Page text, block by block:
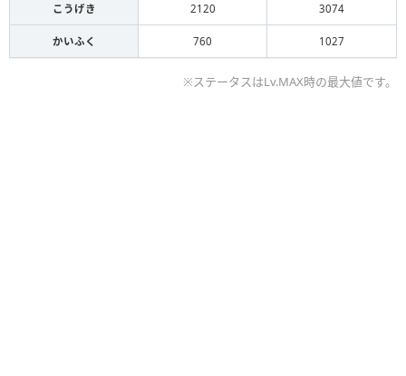
こうげき 2120 3074
かいふく 760 1027
※ステータスはLv.MAX時の最大値です。